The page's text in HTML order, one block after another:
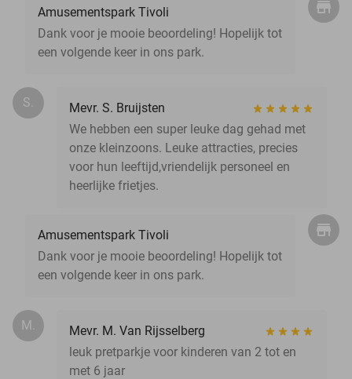
Amusementspark Tivoli
Dank voor je mooie beoordeling! Hopelijk tot
een volgende keer in ons park.
S.
Mevr. S. Bruijsten
We hebben een super leuke dag gehad met
onze kleinzoons. Leuke attracties, precies
voor hun leeftijd,vriendelijk personeel en
heerlijke frietjes.
Amusementspark Tivoli
Dank voor je mooie beoordeling! Hopelijk tot
een volgende keer in ons park.
M.
Mevr. M. Van Rijsselberg
leuk pretparkje voor kinderen van 2 tot en
met 6 jaar